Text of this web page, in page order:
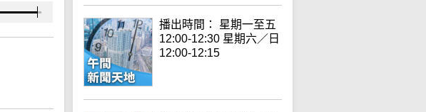
播出時間： 星期一至五
12:00-12:30 星期六／日
12:00-12:15